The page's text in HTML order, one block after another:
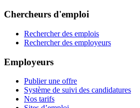
Chercheurs d'emploi
Rechercher des emplois
Rechercher des employeurs
Employeurs
Publier une offre
Système de suivi des candidatures
Nos tarifs